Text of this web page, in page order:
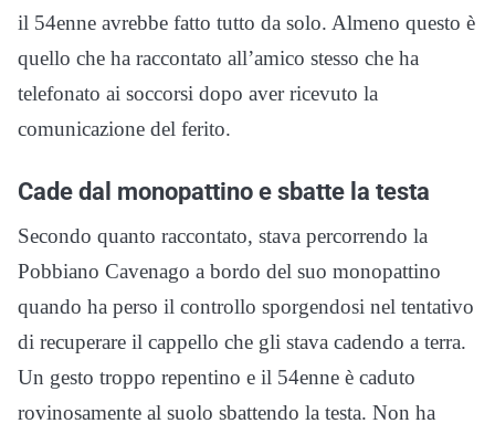
il 54enne avrebbe fatto tutto da solo. Almeno questo è
quello che ha raccontato all’amico stesso che ha
telefonato ai soccorsi dopo aver ricevuto la
comunicazione del ferito.
Cade dal monopattino e sbatte la testa
Secondo quanto raccontato, stava percorrendo la
Pobbiano Cavenago a bordo del suo monopattino
quando ha perso il controllo sporgendosi nel tentativo
di recuperare il cappello che gli stava cadendo a terra.
Un gesto troppo repentino e il 54enne è caduto
rovinosamente al suolo sbattendo la testa. Non ha